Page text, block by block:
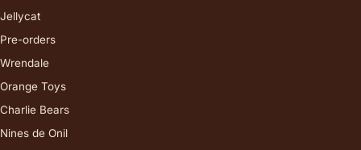
Jellycat
Pre-orders
Wrendale
Orange Toys
Charlie Bears
Nines de Onil